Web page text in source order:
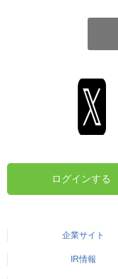
ログインする
企業サイト
IR情報